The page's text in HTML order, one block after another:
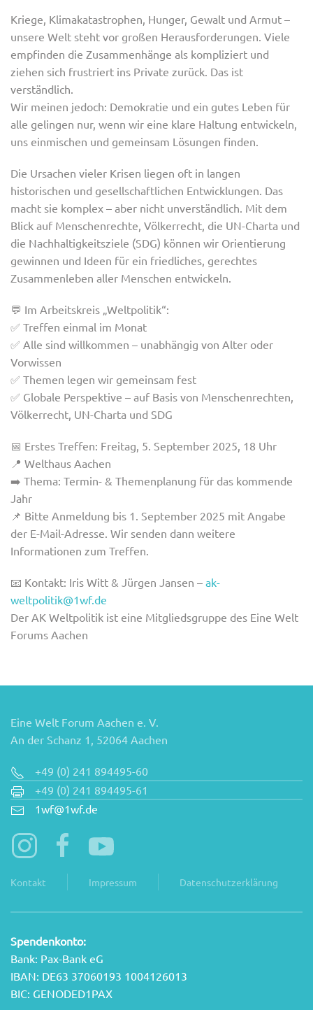
Kriege, Klimakatastrophen, Hunger, Gewalt und Armut –
unsere Welt steht vor großen Herausforderungen. Viele
empfinden die Zusammenhänge als kompliziert und
ziehen sich frustriert ins Private zurück. Das ist
verständlich.
Wir meinen jedoch: Demokratie und ein gutes Leben für
alle gelingen nur, wenn wir eine klare Haltung entwickeln,
uns einmischen und gemeinsam Lösungen finden.
Die Ursachen vieler Krisen liegen oft in langen
historischen und gesellschaftlichen Entwicklungen. Das
macht sie komplex – aber nicht unverständlich. Mit dem
Blick auf Menschenrechte, Völkerrecht, die UN-Charta und
die Nachhaltigkeitsziele (SDG) können wir Orientierung
gewinnen und Ideen für ein friedliches, gerechtes
Zusammenleben aller Menschen entwickeln.
💬 Im Arbeitskreis „Weltpolitik“:
✅ Treffen einmal im Monat
✅ Alle sind willkommen – unabhängig von Alter oder
Vorwissen
✅ Themen legen wir gemeinsam fest
✅ Globale Perspektive – auf Basis von Menschenrechten,
Völkerrecht, UN-Charta und SDG
📅 Erstes Treffen: Freitag, 5. September 2025, 18 Uhr
📍 Welthaus Aachen
➡️ Thema: Termin- & Themenplanung für das kommende
Jahr
📌 Bitte Anmeldung bis 1. September 2025 mit Angabe
der E-Mail-Adresse. Wir senden dann weitere
Informationen zum Treffen.
📧 Kontakt: Iris Witt & Jürgen Jansen – ak-
weltpolitik@1wf.de
Der AK Weltpolitik ist eine Mitgliedsgruppe des Eine Welt
Forums Aachen
Eine Welt Forum Aachen e. V.
An der Schanz 1, 52064 Aachen
+49 (0) 241 894495-60
+49 (0) 241 894495-61
1wf@1wf.de
Kontakt Impressum Datenschutzerklärung
Spendenkonto:
Bank: Pax-Bank eG
IBAN: DE63 37060193 1004126013
BIC: GENODED1PAX